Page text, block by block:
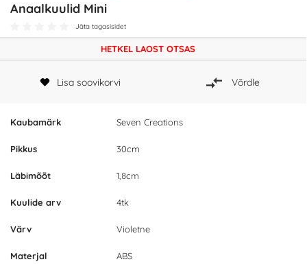
Anaalkuulid Mini
Jäta tagasisidet
Kaubamärk Seven Creations
Pikkus 30cm
Läbimõõt 1,8cm
Kuulide arv 4tk
Värv Violetne
Materjal ABS
HETKEL LAOST OTSAS
Lisa soovikorvi Võrdle